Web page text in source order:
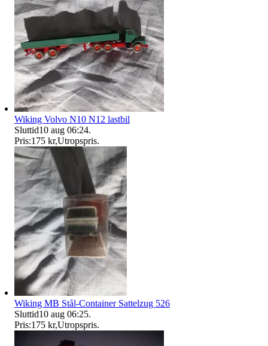
Wiking Volvo N10 N12 lastbil
Sluttid10 aug 06:24.
Pris:175 kr,Utropspris.
Wiking MB Stål-Container Sattelzug 526
Sluttid10 aug 06:25.
Pris:175 kr,Utropspris.